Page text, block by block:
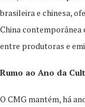
brasileira e chinesa,
China contemporânea
entre produtoras e
Rumo ao Ano da
O CMG mantém, há